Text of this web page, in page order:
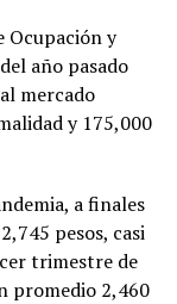
Ocupación y
año pasado
mercado
y 175,000
a finales
pesos, casi
trimestre de
promedio 2,460